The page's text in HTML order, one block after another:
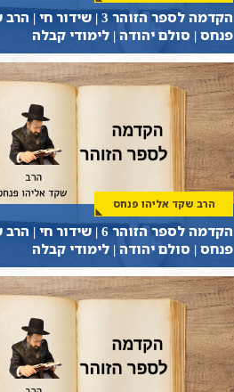
הקדמה לספר הזוהר 3 |
פנחס | סולם יהודה | לימודי קבלה
הרב שקד אליהו פנחס
הקדמה לספר הזוהר 6 |
פנחס | סולם יהודה | לימודי קבלה